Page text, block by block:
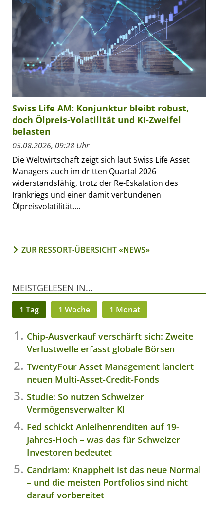
Swiss Life AM: Konjunktur bleibt robust,
doch Ölpreis-Volatilität und KI-Zweifel
belasten
05.08.2026, 09:28 Uhr
Die Weltwirtschaft zeigt sich laut Swiss Life Asset
Managers auch im dritten Quartal 2026
widerstandsfähig, trotz der Re-Eskalation des
Irankriegs und einer damit verbundenen
Ölpreisvolatilität....
ZUR RESSORT-ÜBERSICHT «NEWS»
MEISTGELESEN IN...
1 Tag 1 Woche 1 Monat
Chip-Ausverkauf verschärft sich: Zweite
Verlustwelle erfasst globale Börsen
TwentyFour Asset Management lanciert
neuen Multi-Asset-Credit-Fonds
Studie: So nutzen Schweizer
Vermögensverwalter KI
Fed schickt Anleihenrenditen auf 19-
Jahres-Hoch – was das für Schweizer
Investoren bedeutet
Candriam: Knappheit ist das neue Normal
– und die meisten Portfolios sind nicht
darauf vorbereitet